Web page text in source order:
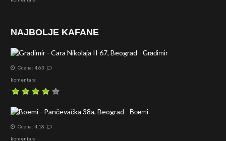
NAJBOLJE KAFANE
Gradimir
Ocena: 4.63
komentara
Boemi
Ocena: 4.18
komentara